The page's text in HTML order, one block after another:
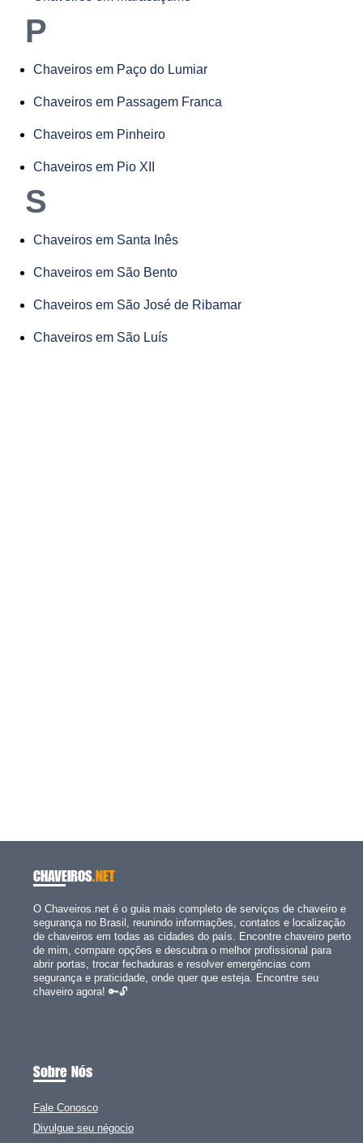
P
Chaveiros em Paço do Lumiar
Chaveiros em Passagem Franca
Chaveiros em Pinheiro
Chaveiros em Pio XII
S
Chaveiros em Santa Inês
Chaveiros em São Bento
Chaveiros em São José de Ribamar
Chaveiros em São Luís
CHAVEIROS.NET
O Chaveiros.net é o guia mais completo de serviços de chaveiro e
segurança no Brasil, reunindo informações, contatos e localização
de chaveiros em todas as cidades do país. Encontre chaveiro perto
de mim, compare opções e descubra o melhor profissional para
abrir portas, trocar fechaduras e resolver emergências com
segurança e praticidade, onde quer que esteja. Encontre seu
chaveiro agora! 🔑🔓
Sobre Nós
Fale Conosco
Divulgue seu négocio